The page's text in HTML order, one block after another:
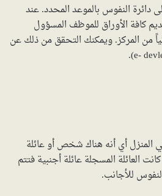
دائرة النفوس بالموعد المحدد. عند
كافة الأوراق للموظف المسؤول
من المركز. ويمكنك التحقق من ذلك عن
أي أنه هناك شخص أو عائلة
العائلة المسجلة عائلة أجنبية فتتم
للأجانب.